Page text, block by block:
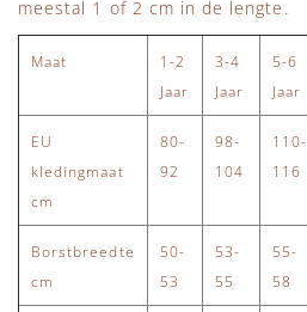
meestal 1 of 2 cm in de lengte.
Maat
1-2
Jaar
3-4
Jaar
5-6
Jaar
EU
kledingmaat
cm
80-
92
98-
104
110-
116
Borstbreedte
cm
50-
53
53-
55
55-
58